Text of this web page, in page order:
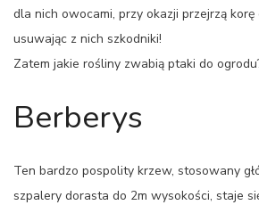
dla nich owocami, przy okazji przejrzą
usuwając z nich szkodniki!
Zatem jakie rośliny zwabią ptaki do
Berberys
Ten bardzo pospolity krzew, stosowany
szpalery dorasta do 2m wysokości, staje